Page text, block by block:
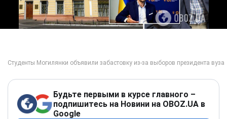
Будьте первыми в курсе главного –
подпишитесь на Новини на OBOZ.UA в
Google